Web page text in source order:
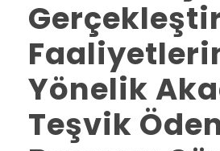
Yönelik
Teşvik